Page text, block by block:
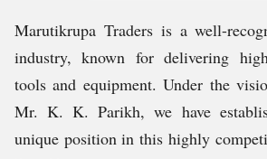
Marutikrupa Traders is a well-
industry, known for delivering
tools and equipment. Under the
Mr. K. K. Parikh, we have
unique position in this highly